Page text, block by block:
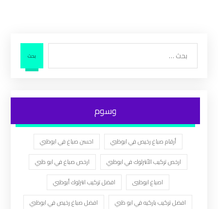
بحث
وسوم
أرقام صباغ رخيص في ابوظبي
احسن صباغ في ابوظبي
ارخص تركيب الأنترلوك في ابوظبي
ارخص صباغ في ابو ظبي
اصباغ ابوظبى
افضل تركيب انترلوك أبوظبي
افضل تركيب باركيه في ابو ظبي
افضل صباغ رخيص في ابوظبي